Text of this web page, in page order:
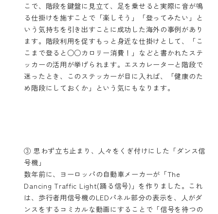
こで、階段を鍵盤に見立て、足を乗せると実際に音が鳴
る仕掛けを施すことで「楽しそう」「登ってみたい」と
いう気持ちを引き出すことに成功した海外の事例があり
ます。階段利用を促すもっと身近な仕掛けとして、「こ
こまで登ると○○カロリー消費！」などと書かれたステ
ッカーの活用が挙げられます。エスカレーターと階段で
迷ったとき、このステッカーが目に入れば、「健康のた
め階段にしておくか」という気にもなります。
③ 思わず立ち止まり、人々をくぎ付けにした「ダンス信
号機」
数年前に、ヨーロッパの自動車メーカーが「The
Dancing Traffic Light(踊る信号)」を作りました。これ
は、歩行者用信号機のLEDパネル部分の表示を、人がダ
ンスをするコミカルな動画にすることで「信号を待つの